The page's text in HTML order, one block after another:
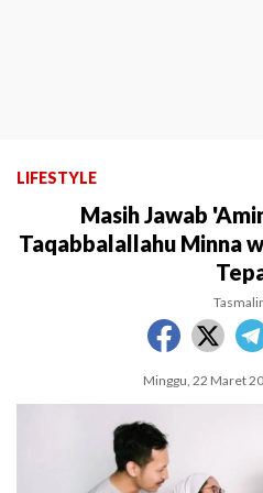
LIFESTYLE
Masih Jawab
Taqabbalallahu Minna
Minggu, 22 Maret